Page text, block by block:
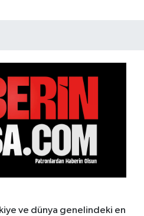
ve dünya genelindeki en